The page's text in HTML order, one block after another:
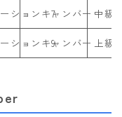
ションキャンバー
7 中級
ションキャンバー
9 上級